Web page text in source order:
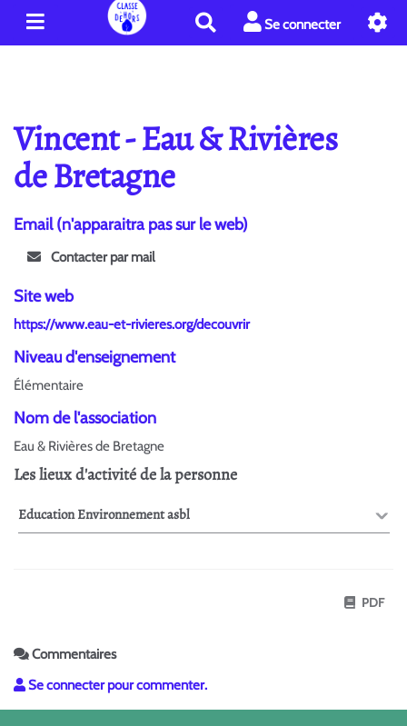
e
c
Se connecter
Vincent - Eau & Rivières
de Bretagne
Email (n'apparaitra pas sur le web)
Contacter par mail
Site web
https://www.eau-et-rivieres.org/decouvrir
Niveau d'enseignement
Élémentaire
Nom de l'association
Eau & Rivières de Bretagne
Les lieux d'activité de la personne
Education Environnement asbl
PDF
Commentaires
Se connecter pour commenter.